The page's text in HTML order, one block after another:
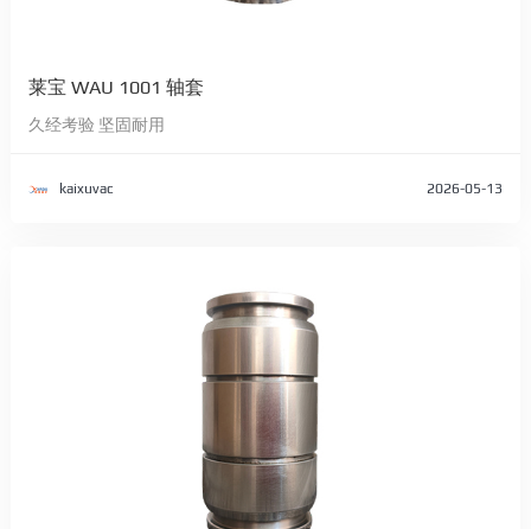
莱宝 WAU 1001 轴套
久经考验 坚固耐用
kaixuvac 2026-05-13